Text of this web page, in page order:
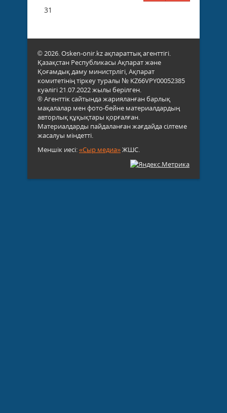
31
© 2026. Osken-onir.kz ақпараттық агенттігі.
Қазақстан Республикасы Ақпарат және
Қоғамдық даму министрлігі, Ақпарат
комитетінің тіркеу туралы № KZ66VPY00052385
куәлігі 21.07.2022 жылы берілген.
® Агенттік сайтында жарияланған барлық
мақалалар мен фото-бейне материалдардың
авторлық құқықтары қорғалған.
Материалдарды пайдаланған жағдайда сілтеме
жасалуы міндетті.
Меншік иесі:«Сыр медиа»ЖШС.